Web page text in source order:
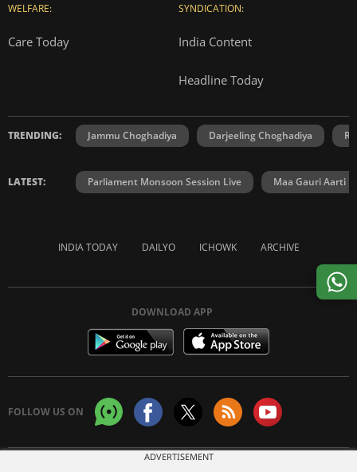
WELFARE:
Care Today
SYNDICATION:
India Content
Headline Today
TRENDING: Jammu Choghadiya Darjeeling Choghadiya
LATEST: Parliament Monsoon Session Live Maa Gauri Aarti
INDIA TODAY DAILYO ICHOWK ARCHIVE
DOWNLOAD APP
FOLLOW US ON
ADVERTISEMENT